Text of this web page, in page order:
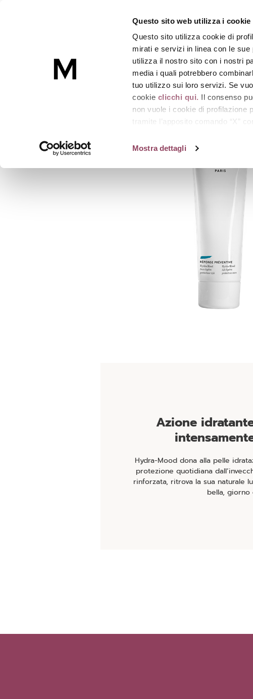
Questo sito web utilizza i cookie
Questo sito utilizza cookie di
mirati e servizi in linea con le
utilizza il nostro sito con i nostri
media i quali potrebbero
tuo utilizzo sui loro servizi. Se
cookie clicchi qui. Il consenso
non vuole i cookie di profilazione
tramite l’apposito comando “X”
Mostra dettagli
Skincare Linee
HYDRA-MOOD
HYDRA-MOOD
Azione
Hydra-Mood dona alla pelle
protezione quotidiana
rinforzata, ritrova la sua naturale
bella,